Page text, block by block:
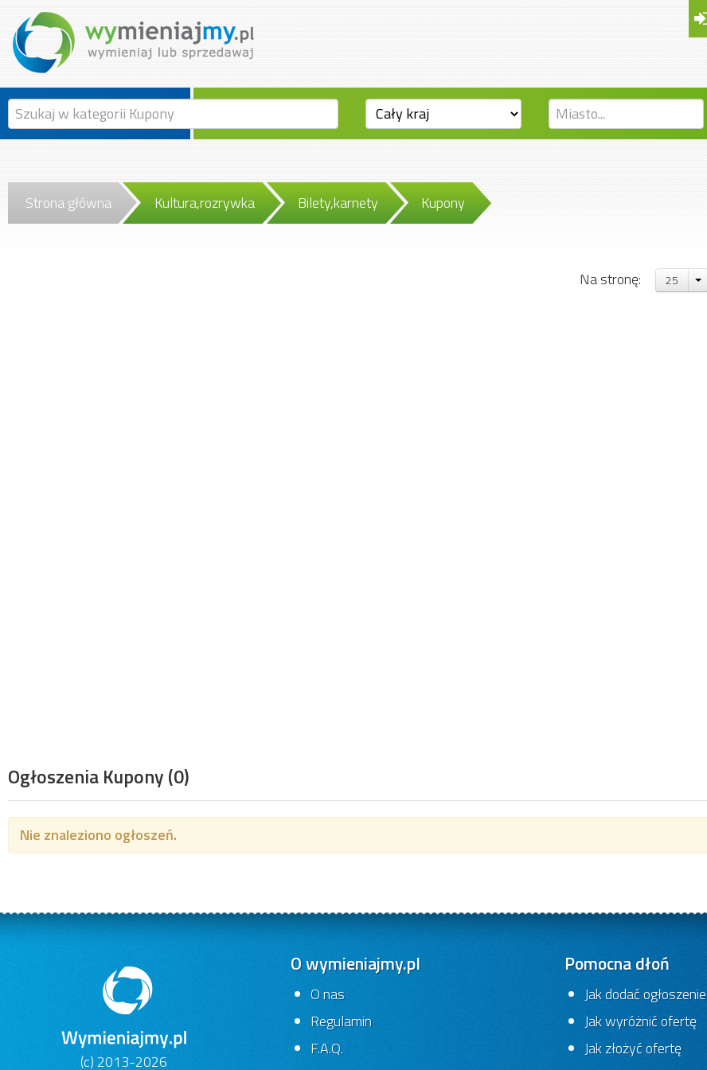
Strona główna Kultura,rozrywka Bilety,karnety Kupony
Ogłoszenia Kupony(0)
Na stronę: 25
Nie znaleziono ogłoszeń.
(c) 2013-2026
O wymieniajmy.pl
O nas
Regulamin
F.A.Q.
Pomocna dłoń
Jak dodać ogłoszenie
Jak wyróżnić ofertę
Jak złożyć ofertę